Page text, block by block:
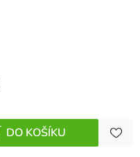
DO KOŠÍKU